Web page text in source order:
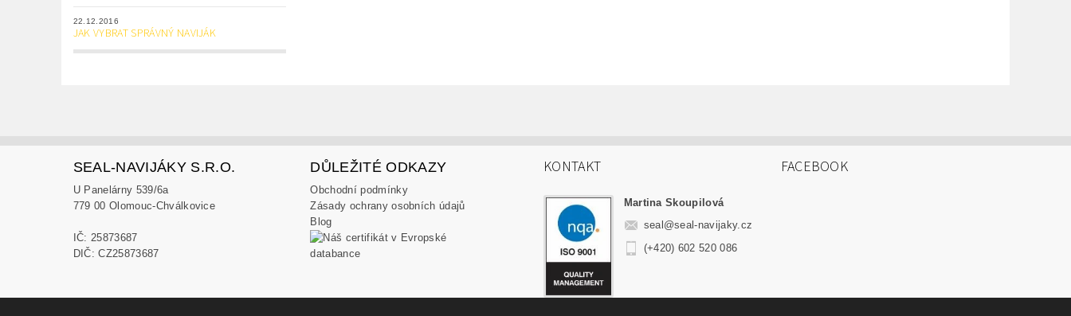
22.12.2016
JAK VYBRAT SPRÁVNÝ NAVIJÁK
SEAL-NAVIJÁKY S.R.O.
U Panelárny 539/6a
779 00 Olomouc-Chválkovice
IČ: 25873687
DIČ: CZ25873687
DŮLEŽITÉ ODKAZY
Obchodní podmínky
Zásady ochrany osobních údajů
Blog
KONTAKT
Martina Skoupilová
seal @seal-navijaky.cz
(+420) 602 520 086
FACEBOOK